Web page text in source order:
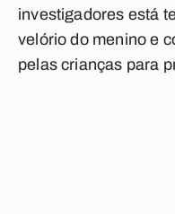
investigadores está
velório do menino e
pelas crianças para